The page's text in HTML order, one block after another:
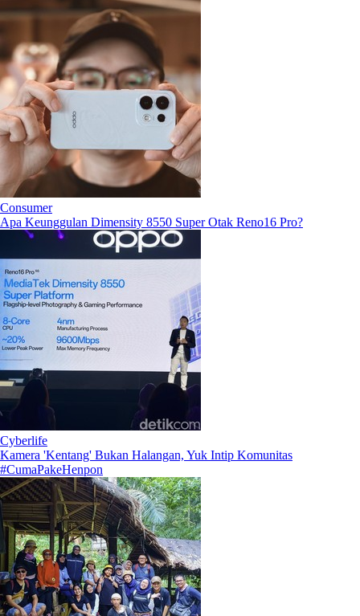
Consumer
Apa Keunggulan Dimensity 8550 Super Otak Reno16 Pro?
Cyberlife
Kamera 'Kentang' Bukan Halangan, Yuk Intip Komunitas
#CumaPakeHenpon